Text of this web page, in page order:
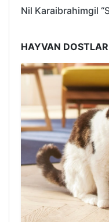
Nil Karaibrahimgil
HAYVAN